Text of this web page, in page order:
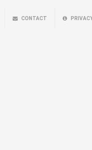
CONTACT